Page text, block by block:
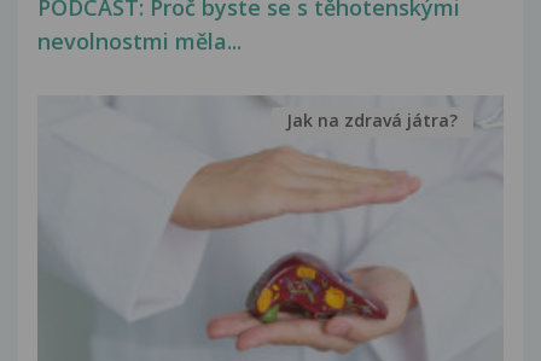
PODCAST: Proč byste se s těhotenskými
nevolnostmi měla...
Jak na zdravá játra?